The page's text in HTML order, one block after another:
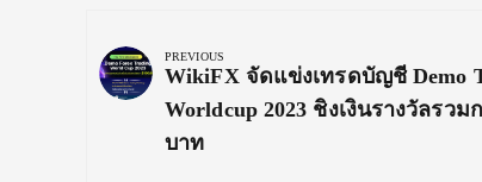
navigation
PREVIOUS
Previous
Post:
WikiFX จัดแข่งเทรดบัญชี Demo
Worldcup 2023 ชิงเงินรางวัลรวม
บาท